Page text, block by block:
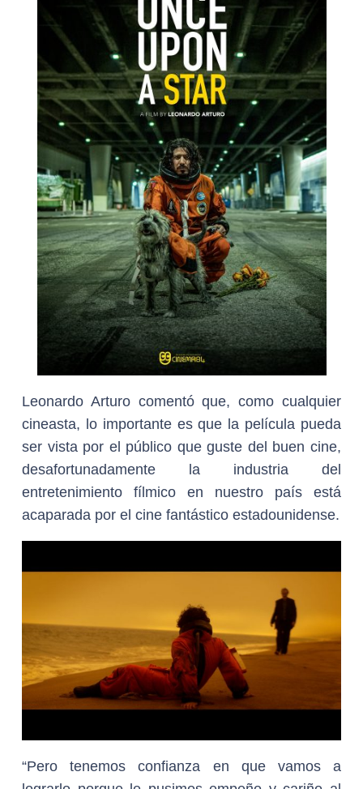
Leonardo Arturo comentó que, como cualquier
cineasta, lo importante es que la película pueda
ser vista por el público que guste del buen cine,
desafortunadamente la industria del
entretenimiento fílmico en nuestro país está
acaparada por el cine fantástico estadounidense.
“Pero tenemos confianza en que vamos a